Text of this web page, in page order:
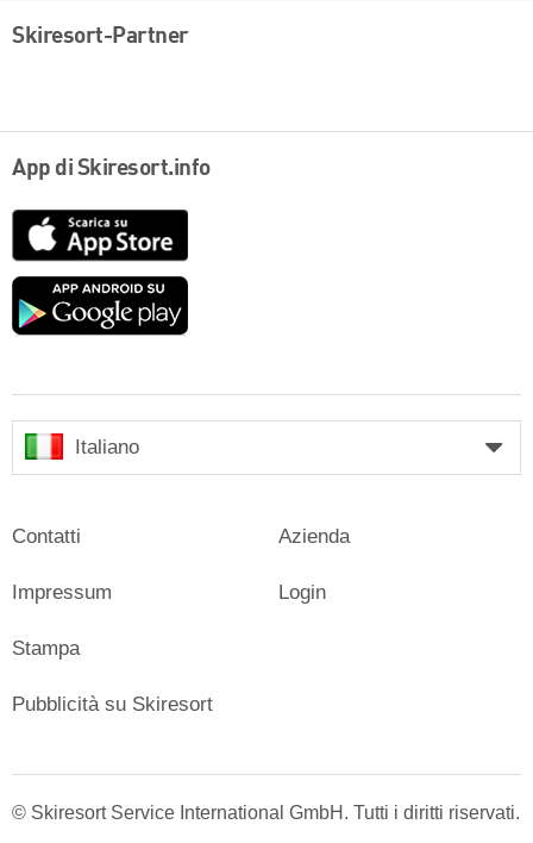
Skiresort-Partner
App di Skiresort.info
Google
Italiano
Contatti
Impressum
Stampa
Azienda
Login
Pubblicità su Skiresort
© Skiresort Service International GmbH. Tutti i diritti riservati.